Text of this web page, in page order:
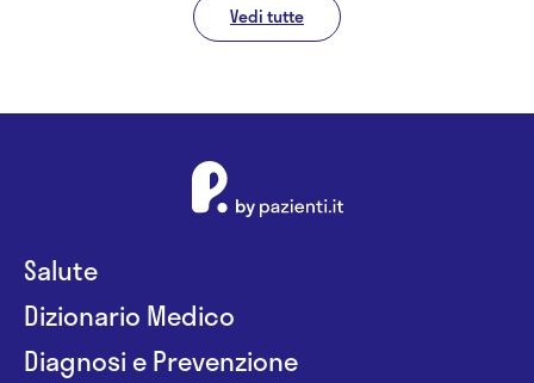
Vedi tutte
Salute
Dizionario Medico
Diagnosi e Prevenzione